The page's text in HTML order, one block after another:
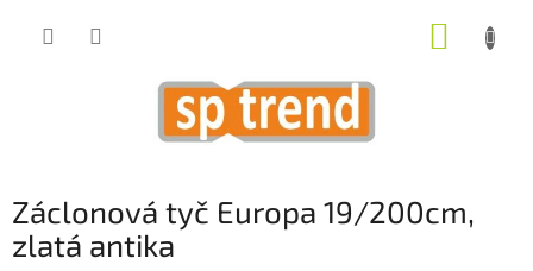
Záclonová tyč Europa 19/200cm,
zlatá antika